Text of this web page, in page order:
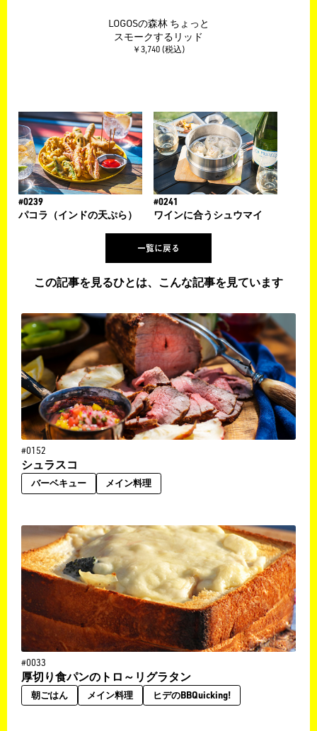
LOGOSの森林 ちょっと
スモークするリッド
￥3,740 (税込)
#0239
パコラ（インドの天ぷら）
#0241
ワインに合うシュウマイ
一覧に戻る
この記事を見るひとは、こんな記事を見ています
#0152
シュラスコ
バーベキュー メイン料理
#0033
厚切り食パンのトロ～リグラタン
朝ごはん メイン料理 ヒデのBBQuicking!